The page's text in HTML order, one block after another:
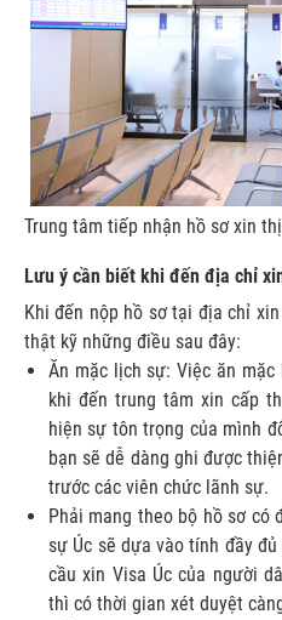
Trung tâm tiếp nhận hồ sơ xin
Lưu ý cần biết khi đến địa chỉ
Khi đến nộp hồ sơ tại địa chỉ
thật kỹ những điều sau đây:
Ăn mặc lịch sự: Việc ăn
khi đến trung tâm xin cấp
hiện sự tôn trọng của mình
bạn sẽ dễ dàng ghi được
trước các viên chức lãnh sự.
Phải mang theo bộ hồ sơ có
sự Úc sẽ dựa vào tính đầy
cầu xin Visa Úc của người
thì có thời gian xét duyệt